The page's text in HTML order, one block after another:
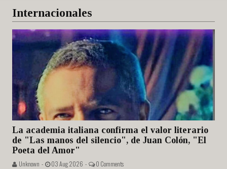
Internacionales
La academia italiana confirma el valor literario
de "Las manos del silencio", de Juan Colón, "El
Poeta del Amor"
Unknown - 03 Aug 2026 - 0 Comments